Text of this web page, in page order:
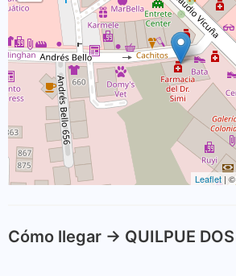
Leaflet | ©
Cómo llegar -> QUILPUE DOS